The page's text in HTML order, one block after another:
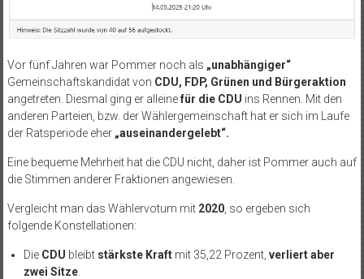
Vor fünf Jahren war Pommer noch als „unabhängiger“
Gemeinschaftskandidat von CDU, FDP, Grünen und Bürgeraktion
angetreten. Diesmal ging er alleinefür die CDU ins Rennen. Mit den
anderen Parteien, bzw. der Wählergemeinschaft hat er sich im Laufe
der Ratsperiode eher „auseinandergelebt“.
Eine bequeme Mehrheit hat die CDU nicht, daher ist Pommer auch auf
die Stimmen anderer Fraktionen angewiesen.
Vergleicht man das Wählervotum mit 2020, so ergeben sich
folgende Konstellationen:
Die CDU bleibt stärkste Kraftmit 35,22 Prozent, verliert aber
zwei Sitze.